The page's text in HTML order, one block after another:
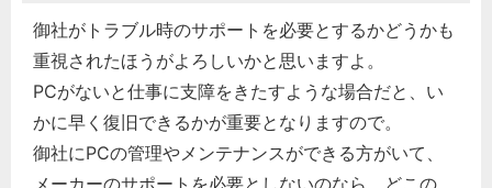
御社がトラブル時のサポートを必要とするかどうかも
重視されたほうがよろしいかと思いますよ。
PCがないと仕事に支障をきたすような場合だと、い
かに早く復旧できるかが重要となりますので。
御社にPCの管理やメンテナンスができる方がいて、